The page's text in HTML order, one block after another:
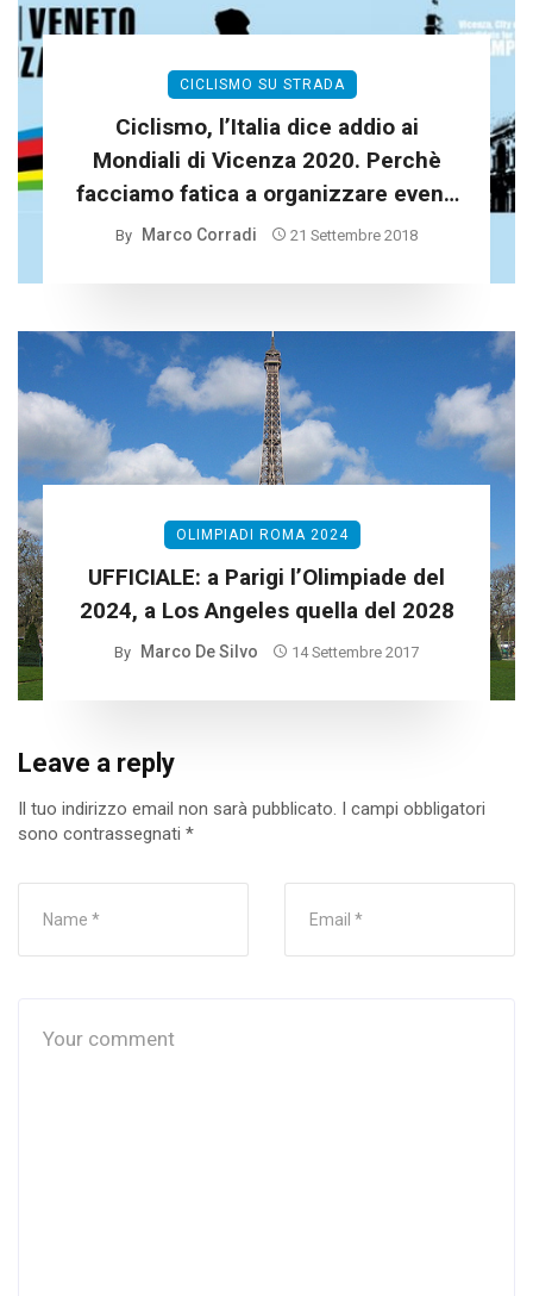
CICLISMO SU STRADA
Ciclismo, l’Italia dice addio ai
Mondiali di Vicenza 2020. Perchè
facciamo fatica a organizzare eventi
sportivi?
By Marco Corradi 21 Settembre 2018
OLIMPIADI ROMA 2024
UFFICIALE: a Parigi l’Olimpiade del
2024, a Los Angeles quella del 2028
By Marco De Silvo 14 Settembre 2017
Leave a reply
Il tuo indirizzo email non sarà pubblicato. I campi obbligatori
sono contrassegnati *